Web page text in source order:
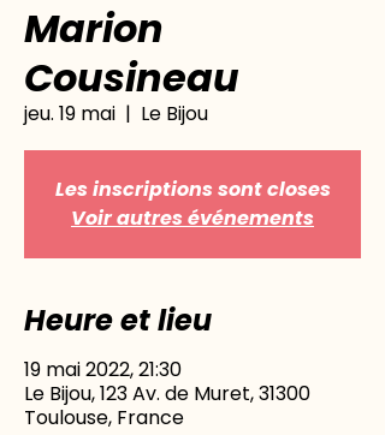
Marion
Cousineau
jeu. 19 mai
  |
Le Bijou
Les inscriptions sont closes
Voir autres événements
Heure et lieu
19 mai 2022, 21:30
Le Bijou, 123 Av. de Muret, 31300
Toulouse, France